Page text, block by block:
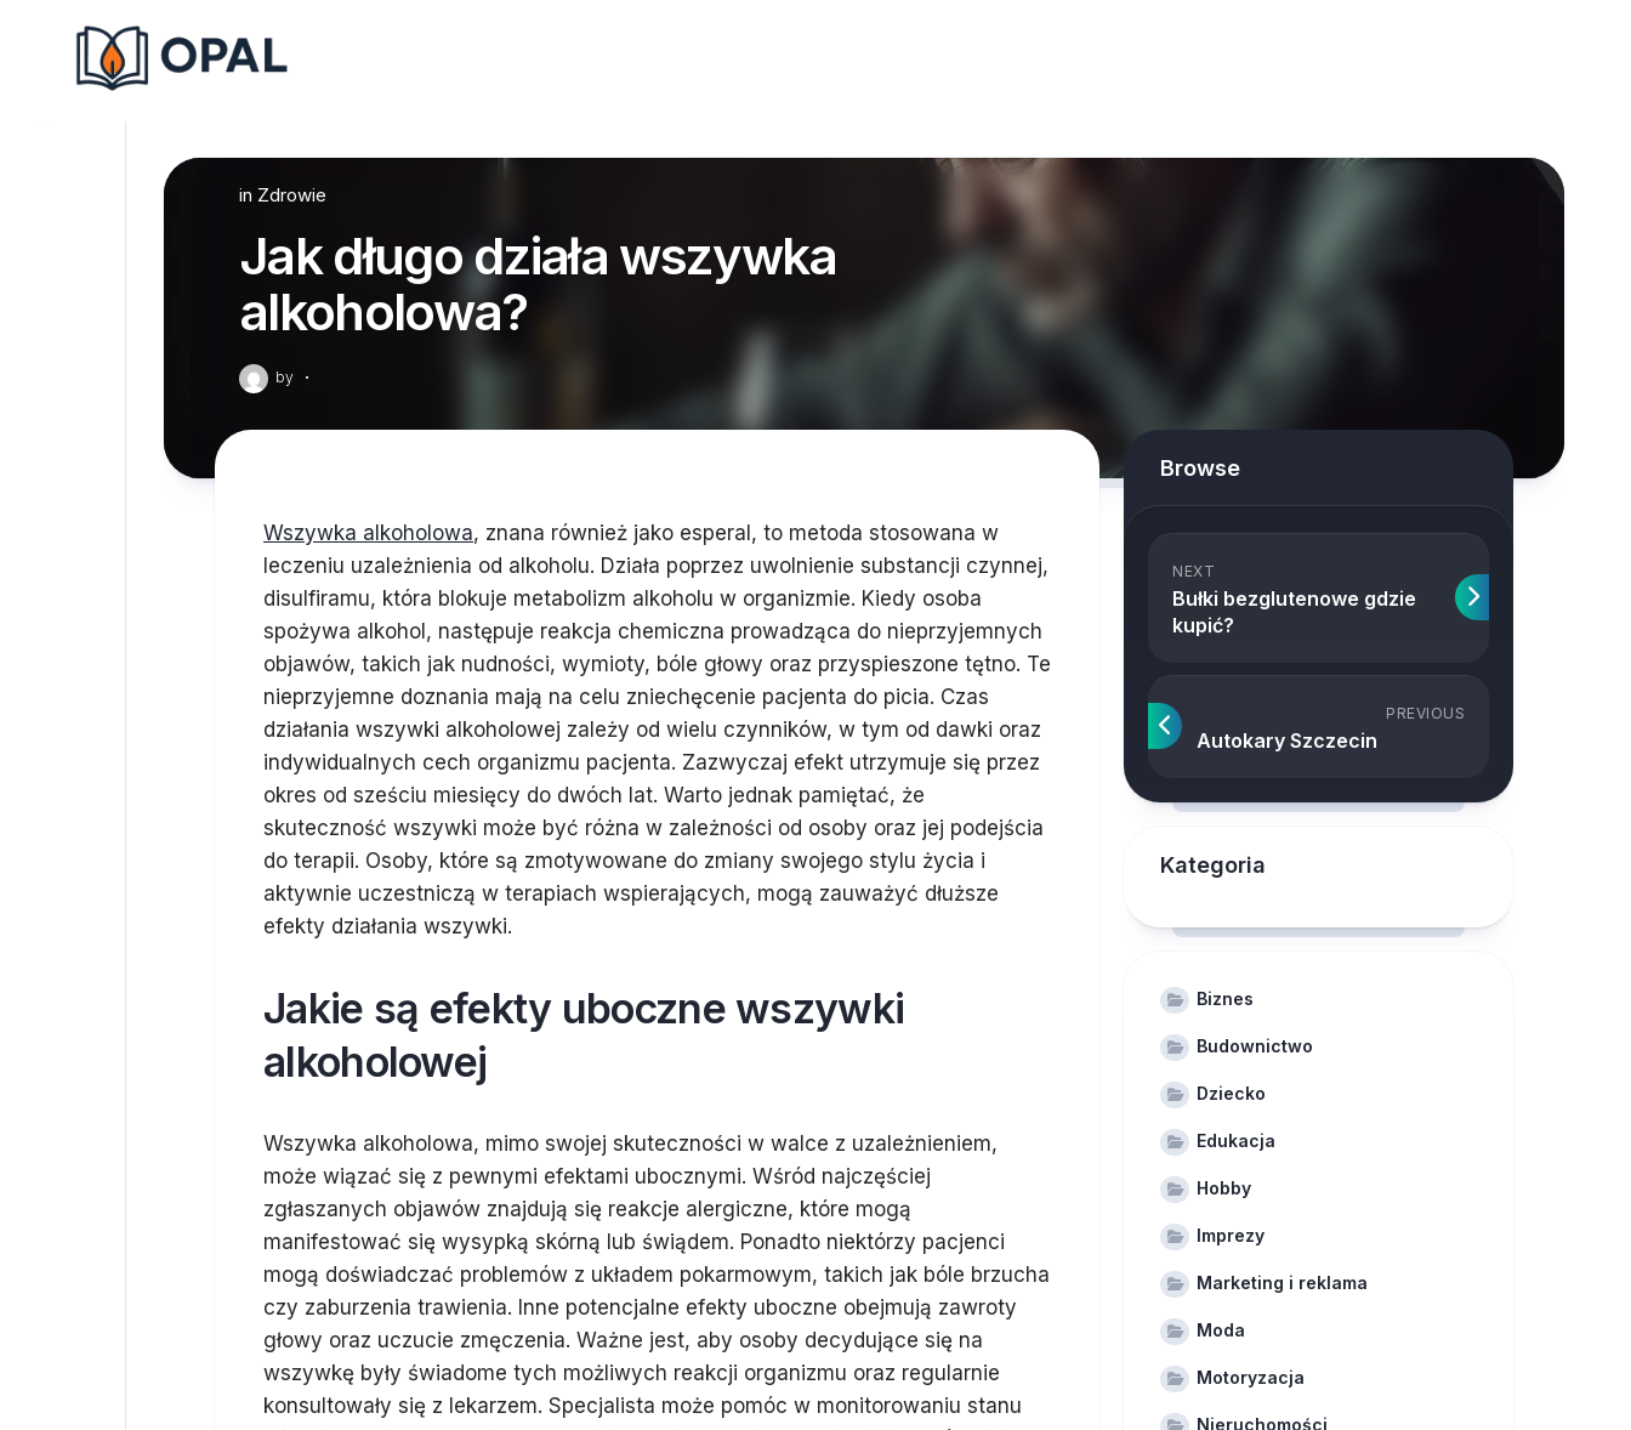
in Zdrowie
Jak długo działa wszywka
alkoholowa?
by ·
Wszywka alkoholowa, znana również jako esperal, to metoda stosowana w
leczeniu uzależnienia od alkoholu. Działa poprzez uwolnienie substancji czynnej,
disulfiramu, która blokuje metabolizm alkoholu w organizmie. Kiedy osoba
spożywa alkohol, następuje reakcja chemiczna prowadząca do nieprzyjemnych
objawów, takich jak nudności, wymioty, bóle głowy oraz przyspieszone tętno. Te
nieprzyjemne doznania mają na celu zniechęcenie pacjenta do picia. Czas
działania wszywki alkoholowej zależy od wielu czynników, w tym od dawki oraz
indywidualnych cech organizmu pacjenta. Zazwyczaj efekt utrzymuje się przez
okres od sześciu miesięcy do dwóch lat. Warto jednak pamiętać, że
skuteczność wszywki może być różna w zależności od osoby oraz jej podejścia
do terapii. Osoby, które są zmotywowane do zmiany swojego stylu życia i
aktywnie uczestniczą w terapiach wspierających, mogą zauważyć dłuższe
efekty działania wszywki.
Jakie są efekty uboczne wszywki
alkoholowej
Wszywka alkoholowa, mimo swojej skuteczności w walce z uzależnieniem,
może wiązać się z pewnymi efektami ubocznymi. Wśród najczęściej
zgłaszanych objawów znajdują się reakcje alergiczne, które mogą
manifestować się wysypką skórną lub świądem. Ponadto niektórzy pacjenci
mogą doświadczać problemów z układem pokarmowym, takich jak bóle brzucha
czy zaburzenia trawienia. Inne potencjalne efekty uboczne obejmują zawroty
głowy oraz uczucie zmęczenia. Ważne jest, aby osoby decydujące się na
wszywkę były świadome tych możliwych reakcji organizmu oraz regularnie
konsultowały się z lekarzem. Specjalista może pomóc w monitorowaniu stanu
Browse
NEXT
Bułki bezglutenowe gdzie
kupić?
PREVIOUS
Autokary Szczecin
Kategoria
Biznes
Budownictwo
Dziecko
Edukacja
Hobby
Imprezy
Marketing i reklama
Moda
Motoryzacja
Nieruchomości